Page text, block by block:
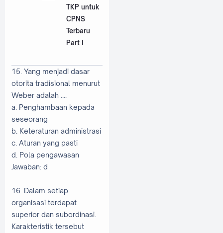
TKP untuk
CPNS
Terbaru
Part I
15. Yang menjadi dasar
otorita tradisional menurut
Weber adalah ....
a. Penghambaan kepada
seseorang
b. Keteraturan administrasi
c. Aturan yang pasti
d. Pola pengawasan
Jawaban: d
16. Dalam setiap
organisasi terdapat
superior dan subordinasi.
Karakteristik tersebut